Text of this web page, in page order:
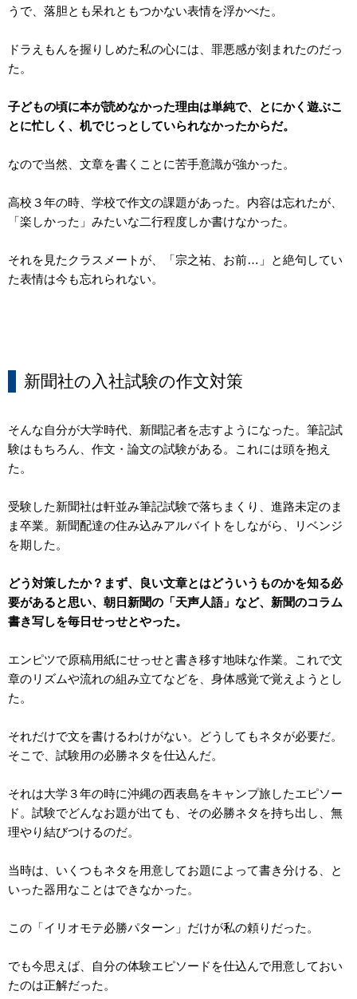
うで、落胆とも呆れともつかない表情を浮かべた。
ドラえもんを握りしめた私の心には、罪悪感が刻まれたのだっ
た。
子どもの頃に本が読めなかった理由は単純で、とにかく遊ぶこ
とに忙しく、机でじっとしていられなかったからだ。
なので当然、文章を書くことに苦手意識が強かった。
高校３年の時、学校で作文の課題があった。内容は忘れたが、
「楽しかった」みたいな二行程度しか書けなかった。
それを見たクラスメートが、「宗之祐、お前…」と絶句してい
た表情は今も忘れられない。
新聞社の入社試験の作文対策
そんな自分が大学時代、新聞記者を志すようになった。筆記試
験はもちろん、作文・論文の試験がある。これには頭を抱え
た。
受験した新聞社は軒並み筆記試験で落ちまくり、進路未定のま
ま卒業。新聞配達の住み込みアルバイトをしながら、リベンジ
を期した。
どう対策したか？まず、良い文章とはどういうものかを知る必
要があると思い、朝日新聞の「天声人語」など、新聞のコラム
書き写しを毎日せっせとやった。
エンピツで原稿用紙にせっせと書き移す地味な作業。これで文
章のリズムや流れの組み立てなどを、身体感覚で覚えようとし
た。
それだけで文を書けるわけがない。どうしてもネタが必要だ。
そこで、試験用の必勝ネタを仕込んだ。
それは大学３年の時に沖縄の西表島をキャンプ旅したエピソー
ド。試験でどんなお題が出ても、その必勝ネタを持ち出し、無
理やり結びつけるのだ。
当時は、いくつもネタを用意してお題によって書き分ける、と
いった器用なことはできなかった。
この「イリオモテ必勝パターン」だけが私の頼りだった。
でも今思えば、自分の体験エピソードを仕込んで用意しておい
たのは正解だった。